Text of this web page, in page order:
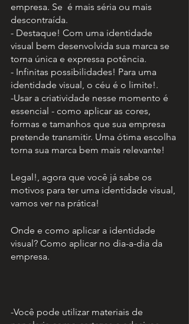
empresa. Se  é mais séria ou mais
descontraída.
- Destaque! Com uma identidade
visual bem desenvolvida sua marca se
torna única e expressa potência.
- Infinitas possibilidades! Para uma
identidade visual, o céu é o limite!.
-Usar a criatividade nesse momento é
essencial - como aplicar as cores,
formas e tamanhos que sua empresa
pretende transmitir. Uma ótima escolha
torna sua marca bem mais relevante!
Legal!, agora que você já sabe os
motivos para ter uma identidade visual,
vamos ver na prática!
Onde e como aplicar a identidade
visual? Como aplicar no dia-a-dia da
empresa.
-Você pode utilizar materiais de